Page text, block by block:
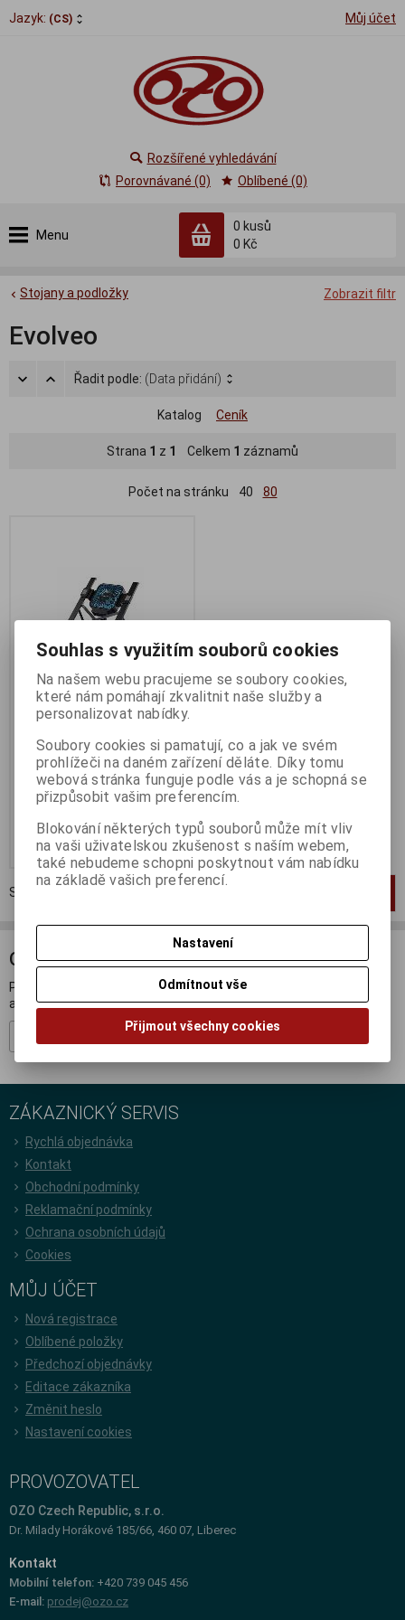
Jazyk: (CS) Můj účet
Menu
0 kusů
0 Kč
Rozšířené vyhledávání
Porovnávané (0)
Oblíbené (0)
Zobrazit filtr
Stojany a podložky
Evolveo
Řadit podle: (Data přidání)
Katalog Ceník
Strana 1 z 1 Celkem 1 záznamů
Počet na stránku 40 80
EVOLVEO Ania 8
Termín dodání (dny): 3
nastavitelný podstavec pro
notebook
362 Kč
Koupit
Strana záznamů
ODBĚR NOVINEK
Přihlašte se k odběru novinek a buďte informováni o novinkách,
akcích a soutěžích.
ZÁKAZNICKÝ SERVIS
Rychlá objednávka
Kontakt
Obchodní podmínky
Reklamační podmínky
Ochrana osobních údajů
Cookies
MŮJ ÚČET
Nová registrace
Oblíbené položky
Předchozí objednávky
Editace zákazníka
Změnit heslo
Nastavení cookies
PROVOZOVATEL
OZO Czech Republic, s.r.o.
Dr. Milady Horákové 185/66, 460 07, Liberec
Kontakt
Mobilní telefon: +420 739 045 456
E-mail: prodej@ozo.cz
Souhlas s využitím souborů cookies
Na našem webu pracujeme se soubory cookies,
které nám pomáhají zkvalitnit naše služby a
personalizovat nabídky.
Soubory cookies si pamatují, co a jak ve svém
prohlížeči na daném zařízení děláte. Díky tomu
webová stránka funguje podle vás a je schopná se
přizpůsobit vašim preferencím.
Blokování některých typů souborů může mít vliv
na vaši uživatelskou zkušenost s naším webem,
také nebudeme schopni poskytnout vám nabídku
na základě vašich preferencí.
Nastavení
Odmítnout vše
Přijmout všechny cookies